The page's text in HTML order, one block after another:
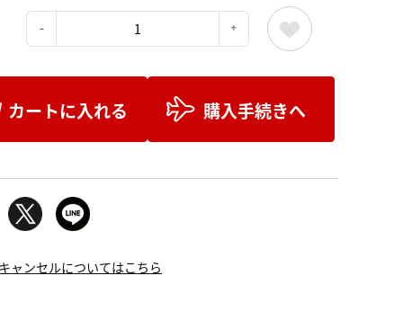
カートに入れる 購入手続きへ
ャンセルについてはこちら